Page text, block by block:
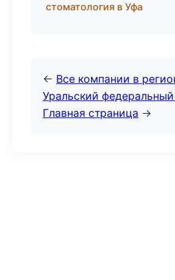
стоматология в Уфа
← Все компании в
Уральский федеральный
Главная страница →